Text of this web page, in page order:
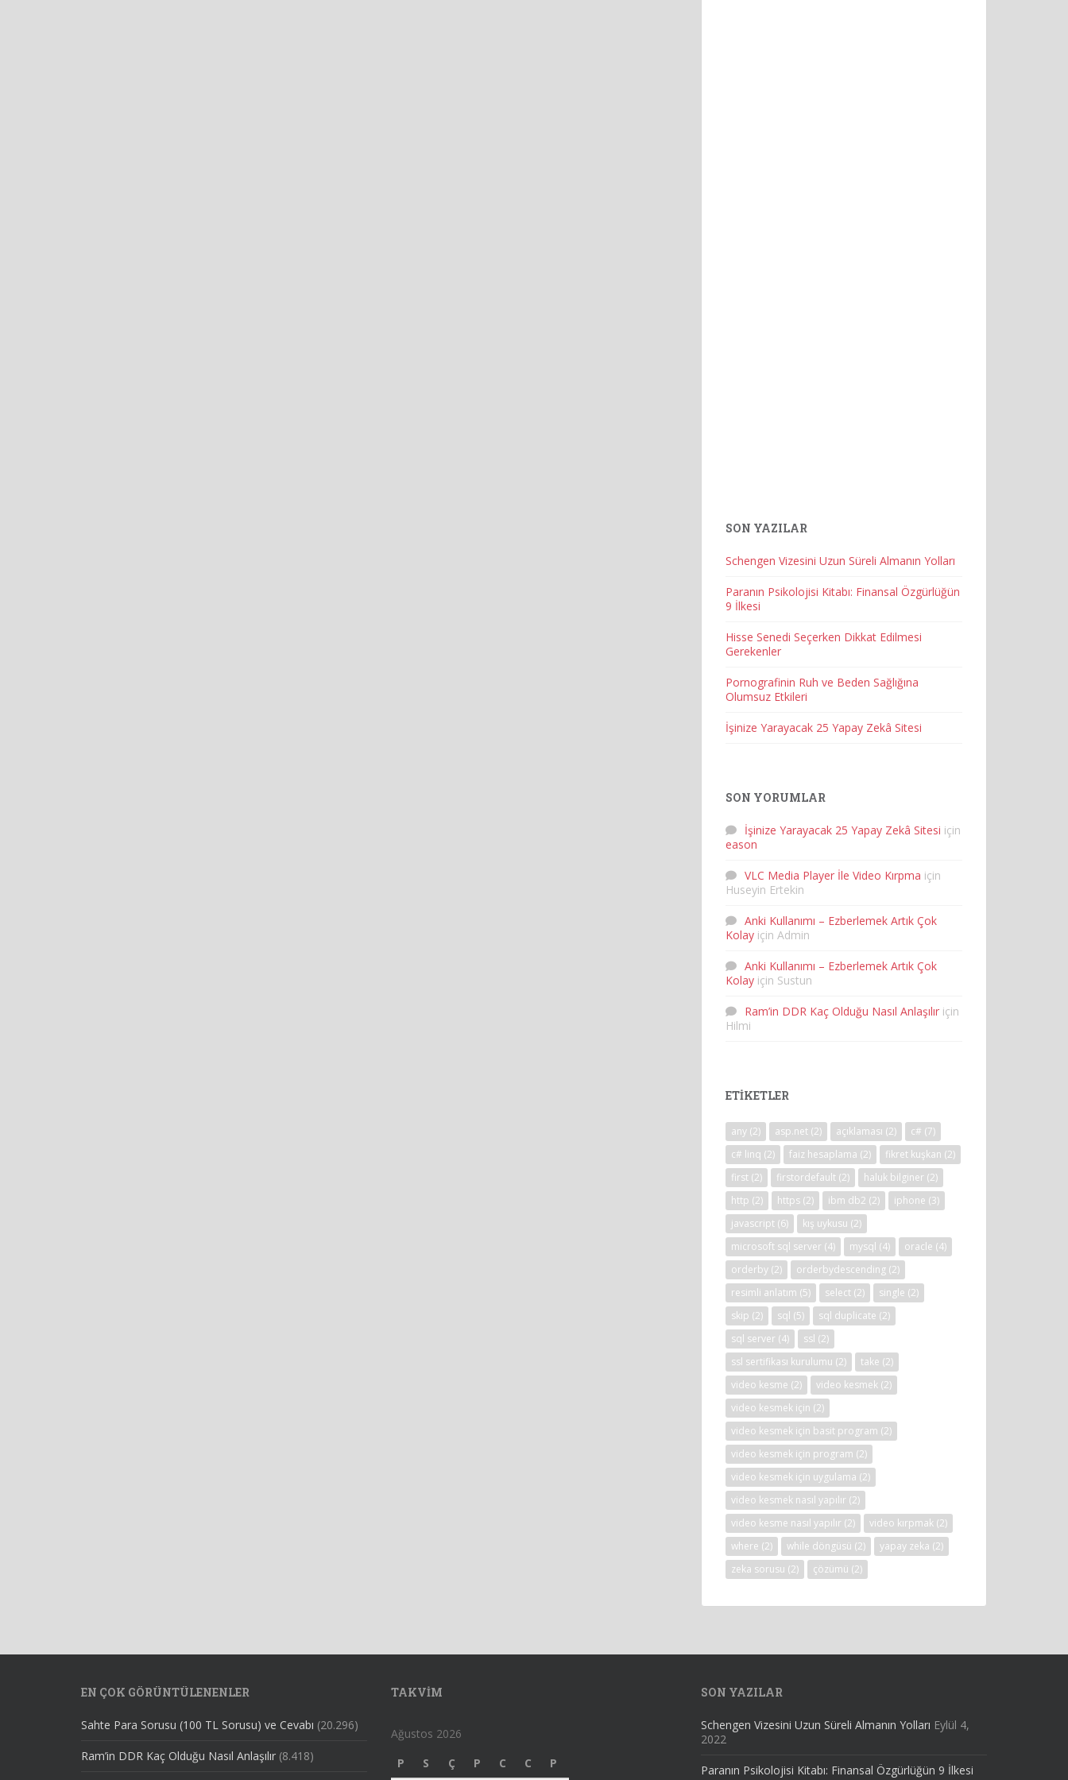
SON YAZILAR
Schengen Vizesini Uzun Süreli Almanın Yolları
Paranın Psikolojisi Kitabı: Finansal Özgürlüğün
9 İlkesi
Hisse Senedi Seçerken Dikkat Edilmesi
Gerekenler
Pornografinin Ruh ve Beden Sağlığına
Olumsuz Etkileri
İşinize Yarayacak 25 Yapay Zekâ Sitesi
SON YORUMLAR
İşinize Yarayacak 25 Yapay Zekâ Sitesi için
eason
VLC Media Player İle Video Kırpma için
Huseyin Ertekin
Anki Kullanımı – Ezberlemek Artık Çok
Kolay için Admin
Anki Kullanımı – Ezberlemek Artık Çok
Kolay için Sustun
Ram’in DDR Kaç Olduğu Nasıl Anlaşılır için
Hilmi
ETIKETLER
any (2) asp.net (2) açıklaması (2) c# (7)
c# linq (2) faiz hesaplama (2) fikret kuşkan (2)
first (2) firstordefault (2) haluk bilginer (2)
http (2) https (2) ibm db2 (2) iphone (3)
javascript (6) kış uykusu (2)
microsoft sql server (4) mysql (4) oracle (4)
orderby (2) orderbydescending (2)
resimli anlatım (5) select (2) single (2)
skip (2) sql (5) sql duplicate (2)
sql server (4) ssl (2)
ssl sertifikası kurulumu (2) take (2)
video kesme (2) video kesmek (2)
video kesmek için (2)
video kesmek için basit program (2)
video kesmek için program (2)
video kesmek için uygulama (2)
video kesmek nasıl yapılır (2)
video kesme nasıl yapılır (2) video kırpmak (2)
where (2) while döngüsü (2) yapay zeka (2)
zeka sorusu (2) çözümü (2)
EN ÇOK GÖRÜNTÜLENENLER
Sahte Para Sorusu (100 TL Sorusu) ve Cevabı (20.296)
Ram’in DDR Kaç Olduğu Nasıl Anlaşılır (8.418)
TAKVIM
Ağustos 2026
P
S Ç P C C P
SON YAZILAR
Schengen Vizesini Uzun Süreli Almanın Yolları Eylül 4,
2022
Paranın Psikolojisi Kitabı: Finansal Özgürlüğün 9 İlkesi